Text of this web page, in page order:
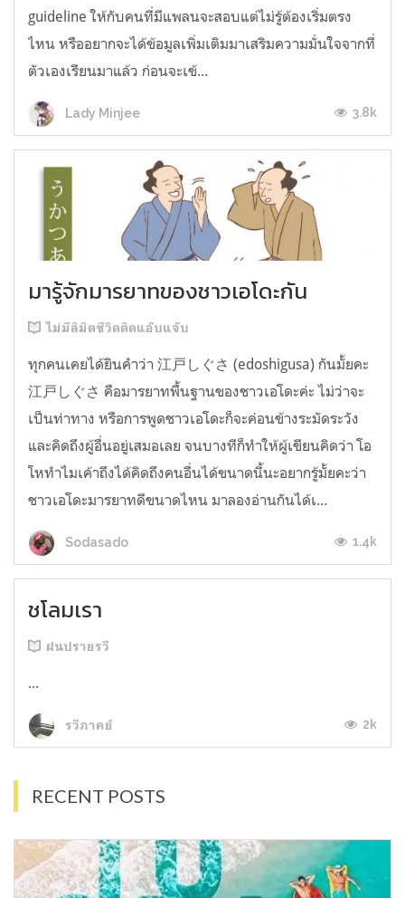
guideline ให้กับคนที่มีแพลนจะสอบแต่ไม่รู้ต้องเริ่มตรง
ไหน หรืออยากจะได้ข้อมูลเพิ่มเติมมาเสริมความมั่นใจจากที่
ตัวเองเรียนมาแล้ว ก่อนจะเข้...
Lady Minjee 3.8k
มารู้จักมารยาทของชาวเอโดะกัน
ไม่มีลิมิตชีวิตติดแอ๊บแจ๊บ
ทุกคนเคยได้ยินคำว่า 江戸しぐさ (edoshigusa) กันมั้ยคะ
江戸しぐさ คือมารยาทพื้นฐานของชาวเอโดะค่ะ ไม่ว่าจะ
เป็นท่าทาง หรือการพูดชาวเอโดะก็จะค่อนข้างระมัดระวัง
และคิดถึงผู้อื่นอยู่เสมอเลย จนบางทีก็ทำให้ผู้เขียนคิดว่า โอ
โหทำไมเค้าถึงได้คิดถึงคนอื่นได้ขนาดนี้นะอยากรู้มั้ยคะว่า
ชาวเอโดะมารยาทดีขนาดไหน มาลองอ่านกันได้เ...
Sodasado 1.4k
ชโลมเรา
ฝนปรายรวี
...
รวีภาคย์ 2k
RECENT POSTS